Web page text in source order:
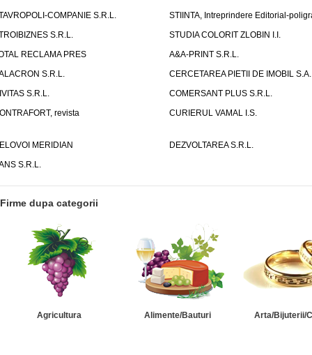
COMPANIE S.R.L.
STIINTA, Intreprindere Editorial-
S.R.L.
STUDIA COLORIT ZLOBIN I.I.
RECLAMA PRES
A&A-PRINT S.R.L.
S.R.L.
CERCETAREA PIETII DE IMOBIL S.A.
S.R.L.
COMERSANT PLUS S.R.L.
revista
CURIERUL VAMAL I.S.
MERIDIAN
DEZVOLTAREA S.R.L.
S.R.L.
Firme dupa categorii
Agricultura Alimente/Bauturi Arta/Bijuterii/